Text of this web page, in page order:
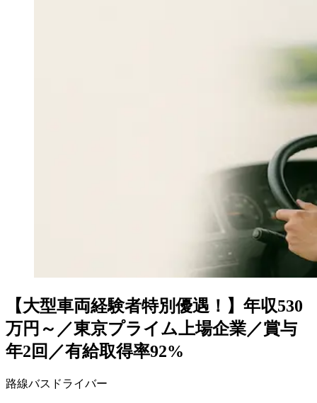
【大型車両経験者特別優遇！】年収530
万円～／東京プライム上場企業／賞与
年2回／有給取得率92%
路線バスドライバー